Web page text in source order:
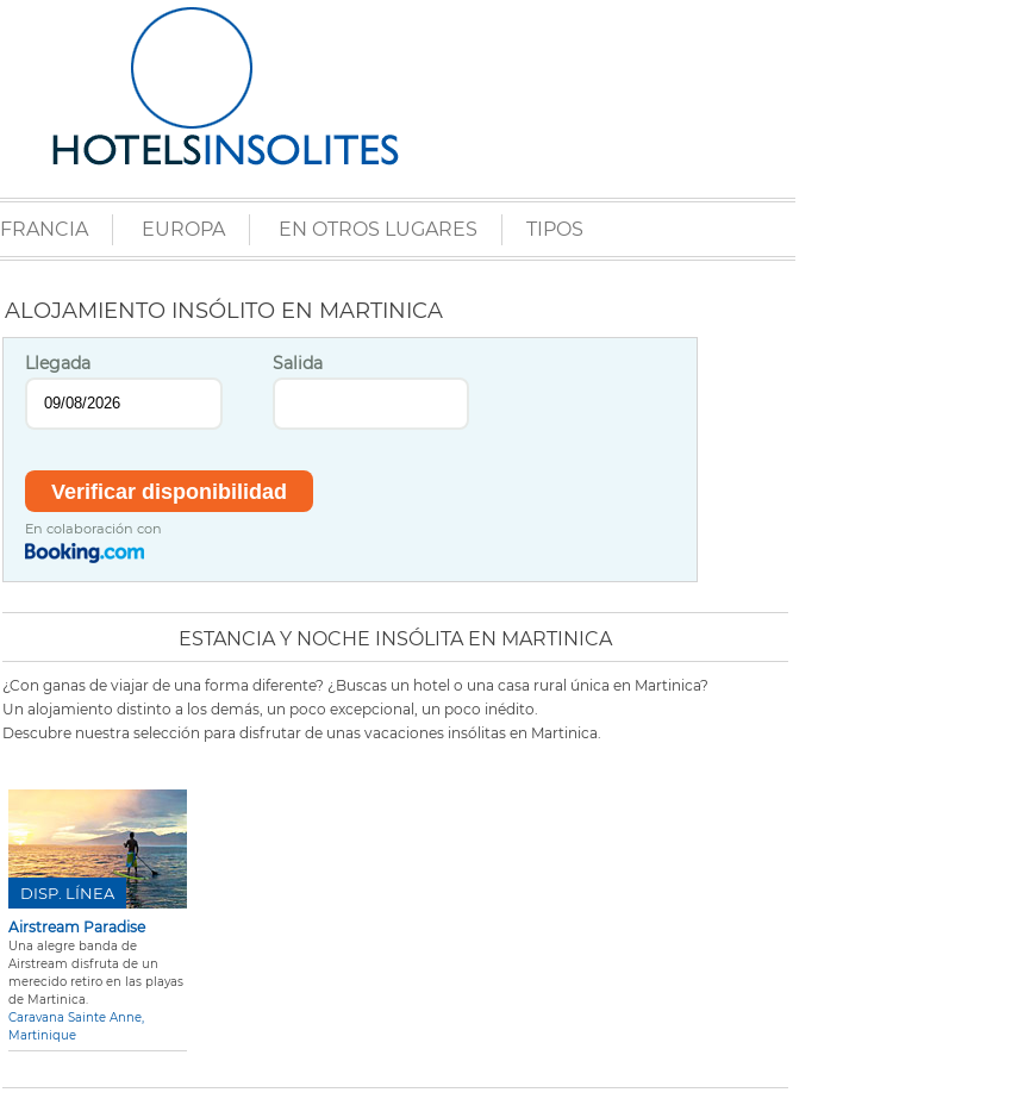
FRANCIA EUROPA EN OTROS LUGARES TIPOS
ALOJAMIENTO INSÓLITO EN MARTINICA
Llegada Salida
En colaboración con
ESTANCIA Y NOCHE INSÓLITA EN MARTINICA
¿Con ganas de viajar de una forma diferente? ¿Buscas un hotel o una casa rural única en Martinica?
Un alojamiento distinto a los demás, un poco excepcional, un poco inédito.
Descubre nuestra selección para disfrutar de unas vacaciones insólitas en Martinica.
Airstream Paradise
Una alegre banda de
Airstream disfruta de un
merecido retiro en las playas
de Martinica.
Caravana Sainte Anne,
Martinique
DISP. LÍNEA